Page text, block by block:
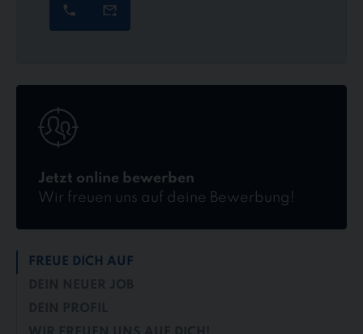
Jetzt online bewerben
Wir freuen uns auf deine Bewerbung!
online
bewerben
FREUE DICH AUF